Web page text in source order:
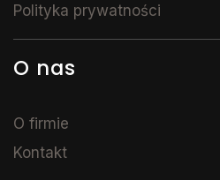
Polityka prywatności
O nas
O firmie
Kontakt